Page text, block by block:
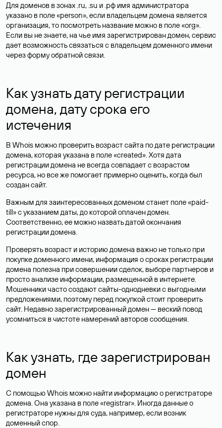
Для доменов в зонах .ru, .su и .рф имя администратора
указано в поле «person», если владельцем домена является
организация, то посмотреть название можно в поле «org».
Если вы не знаете, на чье имя зарегистрирован домен, сервис
дает возможность связаться с владельцем доменного имени
через форму обратной связи.
Как узнать дату регистрации
домена, дату срока его
истечения
В Whois можно проверить возраст сайта по дате регистрации
домена, которая указана в поле «created». Хотя дата
регистрации домена не всегда совпадает с возрастом
ресурса, но все же помогает примерно оценить, когда был
создан сайт.
Важным для заинтересованных доменом станет поле «paid-
till» с указанием даты, до которой оплачен домен.
Соответственно, ее можно назвать датой окончания
регистрации домена.
Проверять возраст и историю домена важно не только при
покупке доменного имени, информация о сроках регистрации
домена полезна при совершении сделок, выборе партнеров и
просто анализе информации, размещенной в интернете.
Мошенники часто создают сайты-однодневки с выгодными
предложениями, поэтому перед покупкой стоит проверить
сайт. Недавно зарегистрированный домен — веский повод
усомниться в чистоте намерений авторов сообщения.
Как узнать, где зарегистрирован
домен
С помощью Whois можно найти информацию о регистраторе
домена. Она указана в поле «registrar». Иногда данные о
регистраторе нужны для суда, например, если возник
доменный спор.